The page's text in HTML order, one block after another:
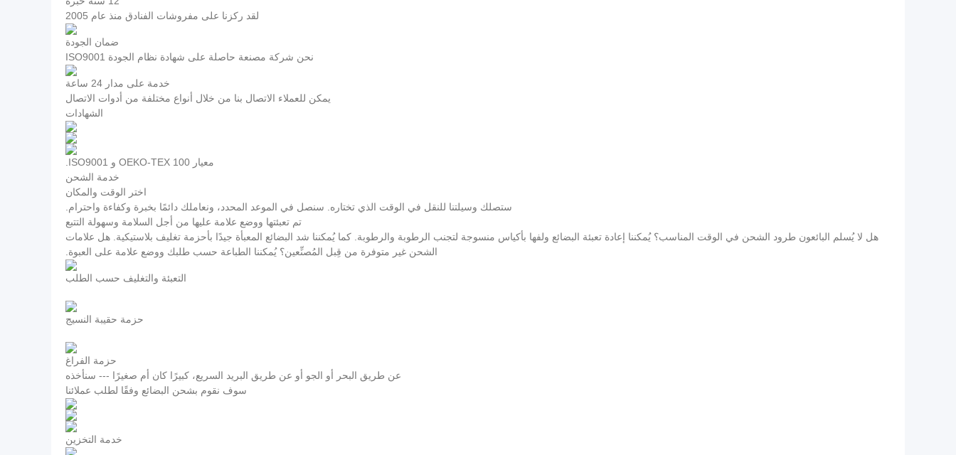
لقد ركزنا على مفروشات الفنادق منذ عام 2005
ضمان الجودة
نحن شركة مصنعة حاصلة على شهادة نظام الجودة ISO9001
خدمة على مدار 24 ساعة
يمكن للعملاء الاتصال بنا من خلال أنواع مختلفة من أدوات الاتصال
الشهادات
معيار OEKO-TEX 100 و ISO9001.
خدمة الشحن
اختر الوقت والمكان
ستصلك وسيلتنا للنقل في الوقت الذي تختاره. سنصل في الموعد المحدد، ونعاملك دائمًا بخبرة وكفاءة واحترام.
تم تعبئتها ووضع علامة عليها من أجل السلامة وسهولة التتبع
هل لا يُسلم البائعون طرود الشحن في الوقت المناسب؟ يُمكننا إعادة تعبئة البضائع ولفها بأكياس منسوجة لتجنب الرطوبة والرطوبة. كما يُمكننا شد البضائع المعبأة جيدًا بأحزمة تغليف بلاستيكية. هل علامات
الشحن غير متوفرة من قِبل المُصنِّعين؟ يُمكننا الطباعة حسب طلبك ووضع علامة على العبوة.
التعبئة والتغليف حسب الطلب
حزمة حقيبة النسيج
حزمة الفراغ
عن طريق البحر أو الجو أو عن طريق البريد السريع، كبيرًا كان أم صغيرًا --- سنأخذه
سوف نقوم بشحن البضائع وفقًا لطلب عملائنا
خدمة التخزين